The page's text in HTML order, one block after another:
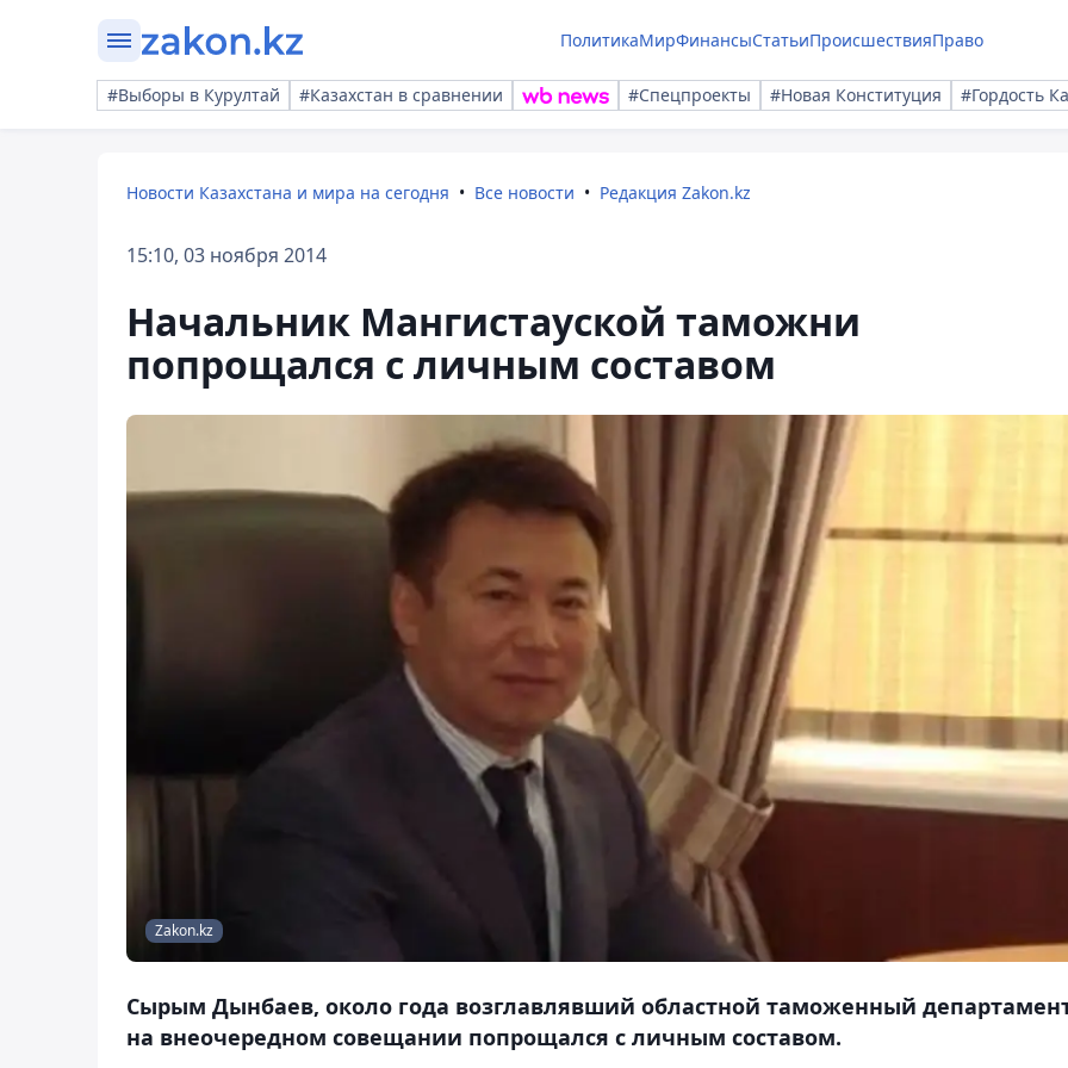
ПолитикаМирФинансыСтатьиПроисшествияПраво
#Выборы в Курултай #Казахстан в сравнении #Спецпроекты #Новая Конституция #Гордость
Новости Казахстана и мира на сегодня Все новости Редакция Zakon.kz
15:10, 03 ноября 2014
Начальник Мангистауской таможни
попрощался с личным составом
Zakon.kz
Сырым Дынбаев, около года возглавлявший областной таможенный
на внеочередном совещании попрощался с личным составом.